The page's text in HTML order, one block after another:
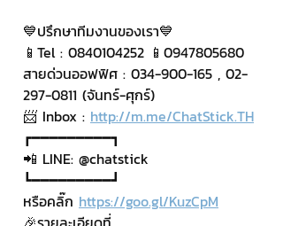
💙ปรึกษาทีมงานของเรา💙
📱Tel : 0840104252 📱0947805680
สายด่วนออฟฟิศ : 034-900-165 , 02-
297-0811 (จันทร์-ศุกร์)
📨 Inbox : http://m.me/ChatStick.TH
┏━━━━━━━━━┓
📲 LINE: @chatstick
┗━━━━━━━━━┛
หรือคลิ๊ก https://goo.gl/KuzCpM